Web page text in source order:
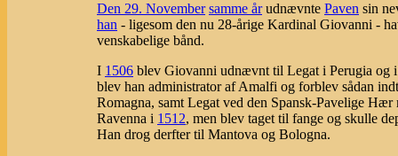
Den 29. November samme årudnævnte Paven sin
han - ligesom den nu 28-årige Kardinal Giovanni -
venskabelige bånd.
I 1506 blev Giovanni udnævnt til Legat i Perugia og
blev han administrator af Amalfi og forblev sådan
Romagna, samt Legat ved den Spansk-Pavelige
Ravenna i 1512, men blev taget til fange og skulle
Han drog derfter til Mantova og Bologna.